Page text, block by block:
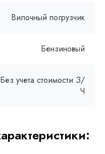
Вилочный погрузчик
Бензиновый
Без учета стоимости З/
Ч